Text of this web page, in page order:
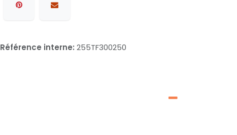
Référence interne: 255TF300250